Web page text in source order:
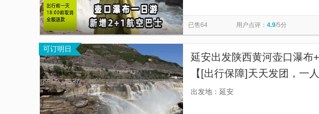
浏
览
信
息
秦始皇兵马俑一号陪葬坑 陕西历史博物馆
延安1938文化街区 红秀《延安延安》 延川黄河乾坤湾景区
文安驿镇 梁家河村
已售64 用户点评： 4.9/5分
可订明日
延安出发陕西黄河壶口瀑布
【[出行保障]天天发团，一
出发地：延安